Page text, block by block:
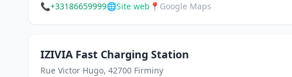
📞+33186659999🌐Site web 📍 Google Maps
IZIVIA Fast Charging Station
Rue Victor Hugo, 42700 Firminy